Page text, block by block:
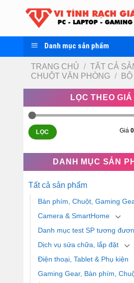
Danh mục sản phẩm
TRANG CHỦ / TẤT CẢ
CHUỘT VĂN PHÒNG /
LỌC THEO GIÁ
LỌC Giá
DANH MỤC SẢN
Tất cả sản phẩm
Bàn phím, Chuột, Gaming
Camera & SmartHome
Danh mục test SP tương
Dịch vụ sửa chữa, lắp đặt
Điện thoại, Tablet & Phụ kiện
Gaming Gear, Bàn phím,